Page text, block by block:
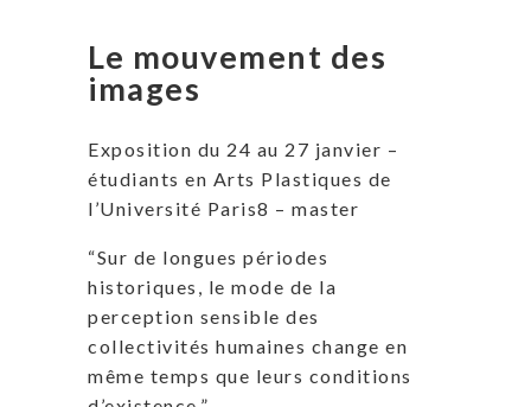
Le mouvement des
images
Exposition du 24 au 27 janvier –
étudiants en Arts Plastiques de
l’Université Paris8 – master
“Sur de longues périodes
historiques, le mode de la
perception sensible des
collectivités humaines change en
même temps que leurs conditions